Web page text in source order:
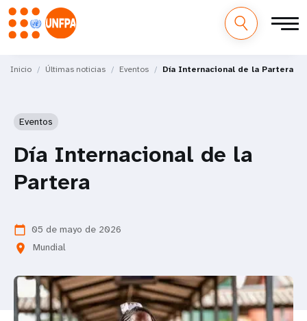
M
Inicio Últimas noticias Eventos Día Internacional de la Partera
Eventos
Día Internacional de la
Partera
calendar_today 05 de mayo de 2026
location_on Mundial